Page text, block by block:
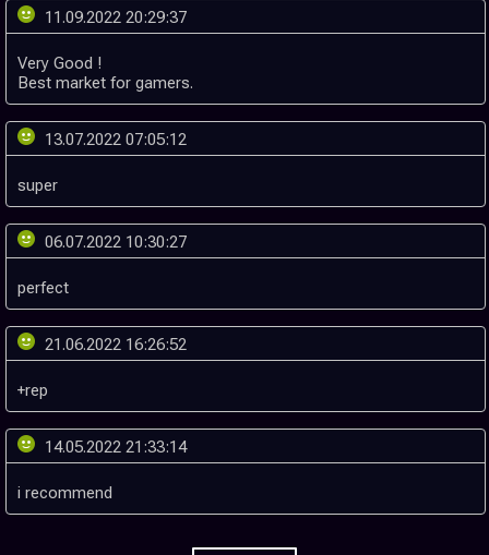
11.09.2022 20:29:37
Very Good !
13.07.2022 07:05:12
06.07.2022 10:30:27
21.06.2022 16:26:52
14.05.2022 21:33:14